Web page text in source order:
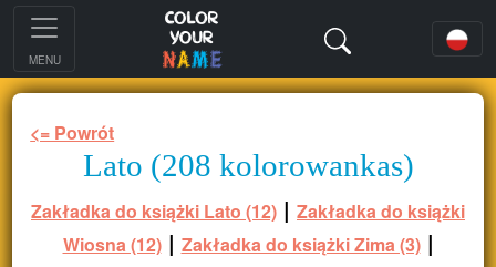
MENU
<= Powrót
Lato (208 kolorowankas)
Zakładka do książki Lato (12) | Zakładka do książki
Wiosna (12)| Zakładka do książki Zima (3)|